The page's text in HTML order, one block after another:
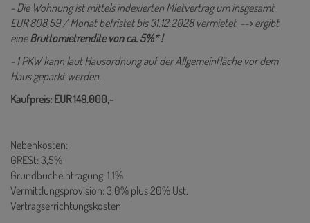
- Die Wohnung ist mittels indexierten Mietvertrag um insgesamt
EUR 808,59 / Monat befristet bis 31.12.2028 vermietet. --> ergibt
eineBruttomietrendite von ca. 5%* !
- 1 PKW kann laut Hausordnung auf der Allgemeinfläche vor dem
Haus geparkt werden.
Kaufpreis: EUR 149.000,-
Nebenkosten:
GRESt: 3,5%
Grundbucheintragung: 1,1%
Vermittlungsprovision: 3,0% plus 20% Ust.
Vertragserrichtungskosten